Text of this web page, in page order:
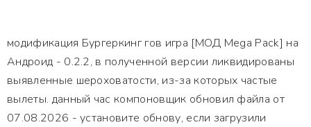
модификация Бургеркинг гов игра [МОД Mega Pack] на
Андроид - 0.2.2, в полученной версии ликвидированы
выявленные шероховатости, из-за которых частые
вылеты. данный час компоновщик обновил файла от
07.08.2026 - установите обнову, если загрузили